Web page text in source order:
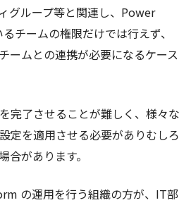
グループ等と関連し、Power
チームの権限だけでは行えず、
ームとの連携が必要になるケース
完了させることが難しく、様々な
定を適用させる必要がありむしろ
合があります。
の運用を行う組織の方が、IT部